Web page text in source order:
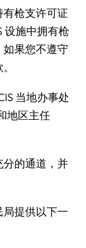
枪支许可证
设施中拥有枪
果您不遵守
当地办事处
地区主任
的通道，并
提供以下一